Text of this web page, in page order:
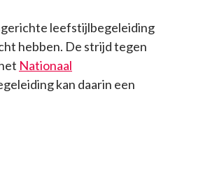
leefstijlbegeleiding
hebben. De strijd tegen
Nationaal
kan daarin een